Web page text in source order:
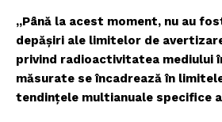
„Până la acest moment, nu au
depășiri ale limitelor de
privind radioactivitatea mediului
măsurate se încadrează în
tendințele multianuale specifice